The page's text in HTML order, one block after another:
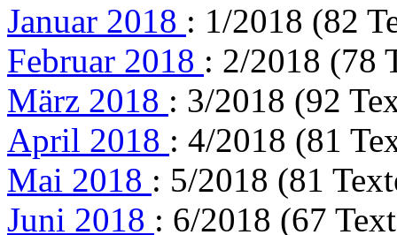
Januar 2018 : 1/2018 (82
Februar 2018 : 2/2018 (78
März 2018 : 3/2018 (92
April 2018 : 4/2018 (81
Mai 2018 : 5/2018 (81
Juni 2018 : 6/2018 (67